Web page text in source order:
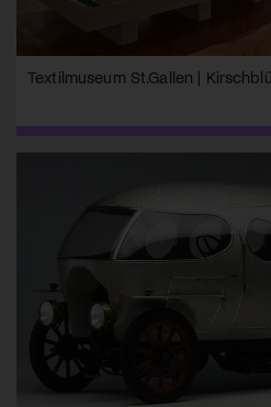
Textilmuseum St.Gallen |